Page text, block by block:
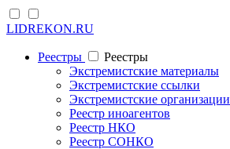
LIDREKON.RU
Реестры
Реестры
Экстремистские материалы
Экстремистские ссылки
Экстремистские организации
Реестр иноагентов
Реестр НКО
Реестр СОНКО